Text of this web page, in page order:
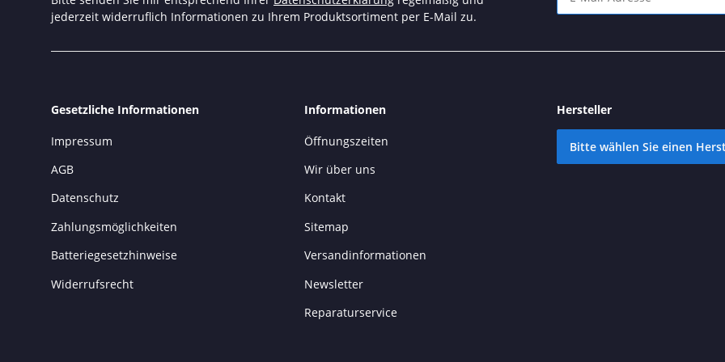
jederzeit widerruflich Informationen zu Ihrem Produktsortiment per E-Mail zu.
Gesetzliche Informationen
Impressum
AGB
Datenschutz
Zahlungsmöglichkeiten
Batteriegesetzhinweise
Widerrufsrecht
Informationen
Öffnungszeiten
Wir über uns
Kontakt
Sitemap
Versandinformationen
Newsletter
Reparaturservice
Hersteller
Bitte wählen Sie einen